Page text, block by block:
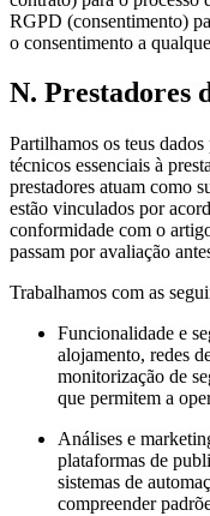
RGPD (consentimento)
o consentimento a
N. Prestadores
Partilhamos os teus
técnicos essenciais à
prestadores atuam como
estão vinculados por
conformidade com o
passam por avaliação
Trabalhamos com as
Funcionalidade e
alojamento, redes
monitorização de
que permitem a
Análises e
plataformas de
sistemas de
compreender